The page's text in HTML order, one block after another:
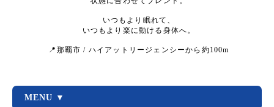
いつもより眠れて、
いつもより楽に動ける身体へ。
📍那覇市 / ハイアットリージェンシーから約100m
MENU ▼